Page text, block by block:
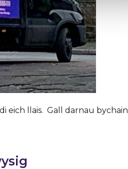
eich llais. Gall darnau bychain